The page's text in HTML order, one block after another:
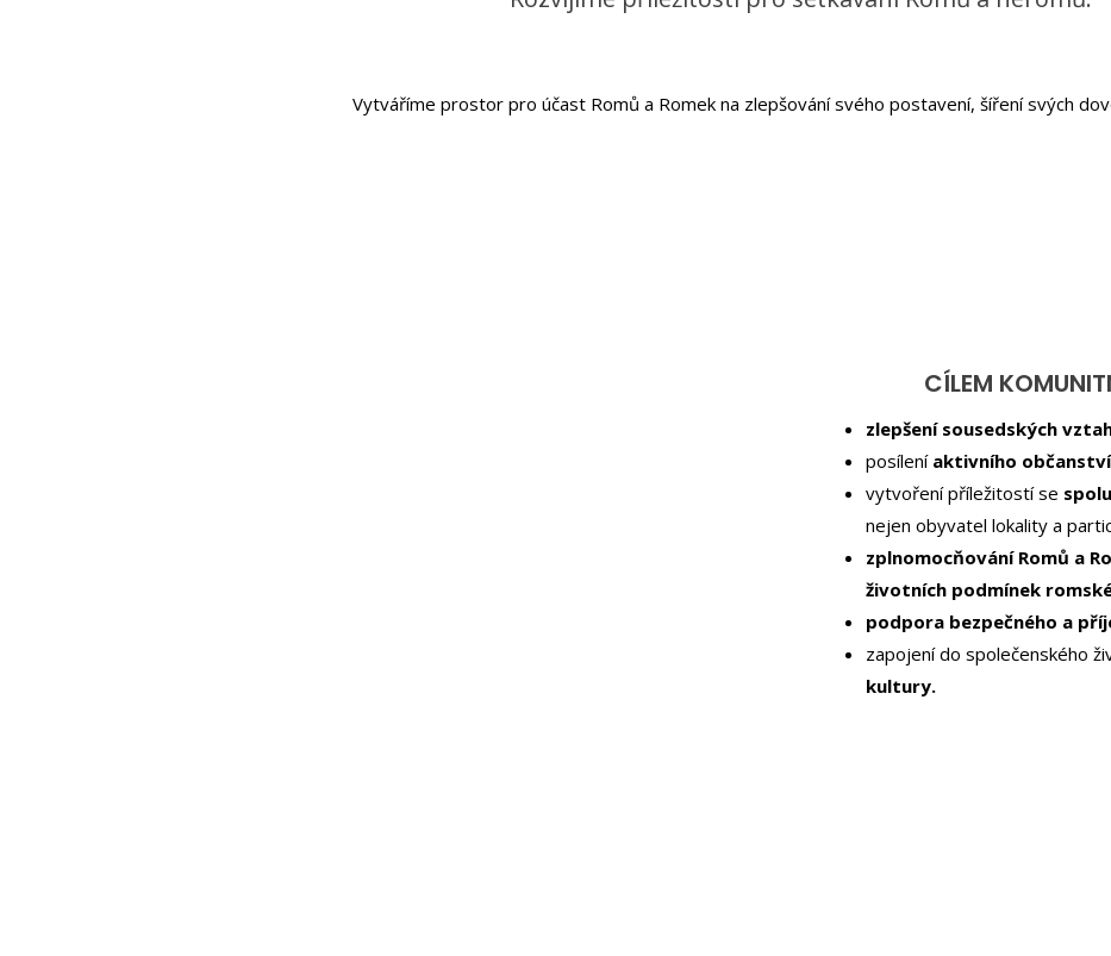
Vytváříme prostor pro účast Romů a Romek na zlepšování svého postavení, šíření svých
CÍLEM
zlepšení sousedských
posíleníaktivního
vytvoření příležitostí se
nejen obyvatel lokality a
zplnomocňování Romů a
životních podmínek
podpora bezpečného a
zapojení do společenského
kultury.